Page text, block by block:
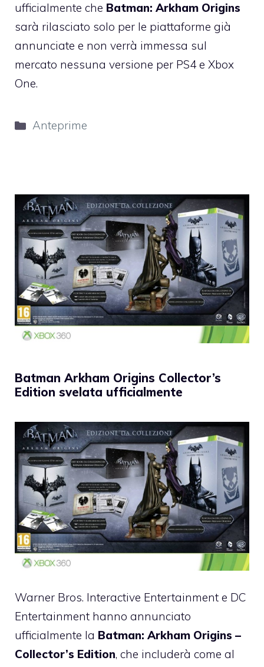
ufficialmente che Batman: Arkham Origins
sarà rilasciato solo per le piattaforme già
annunciate e non verrà immessa sul
mercato nessuna versione per PS4 e Xbox
One.
Categorie
Anteprime
Batman Arkham Origins Collector’s
Edition svelata ufficialmente
Warner Bros. Interactive Entertainment e DC
Entertainment hanno annunciato
ufficialmente la Batman: Arkham Origins –
Collector’s Edition, che includerà come al